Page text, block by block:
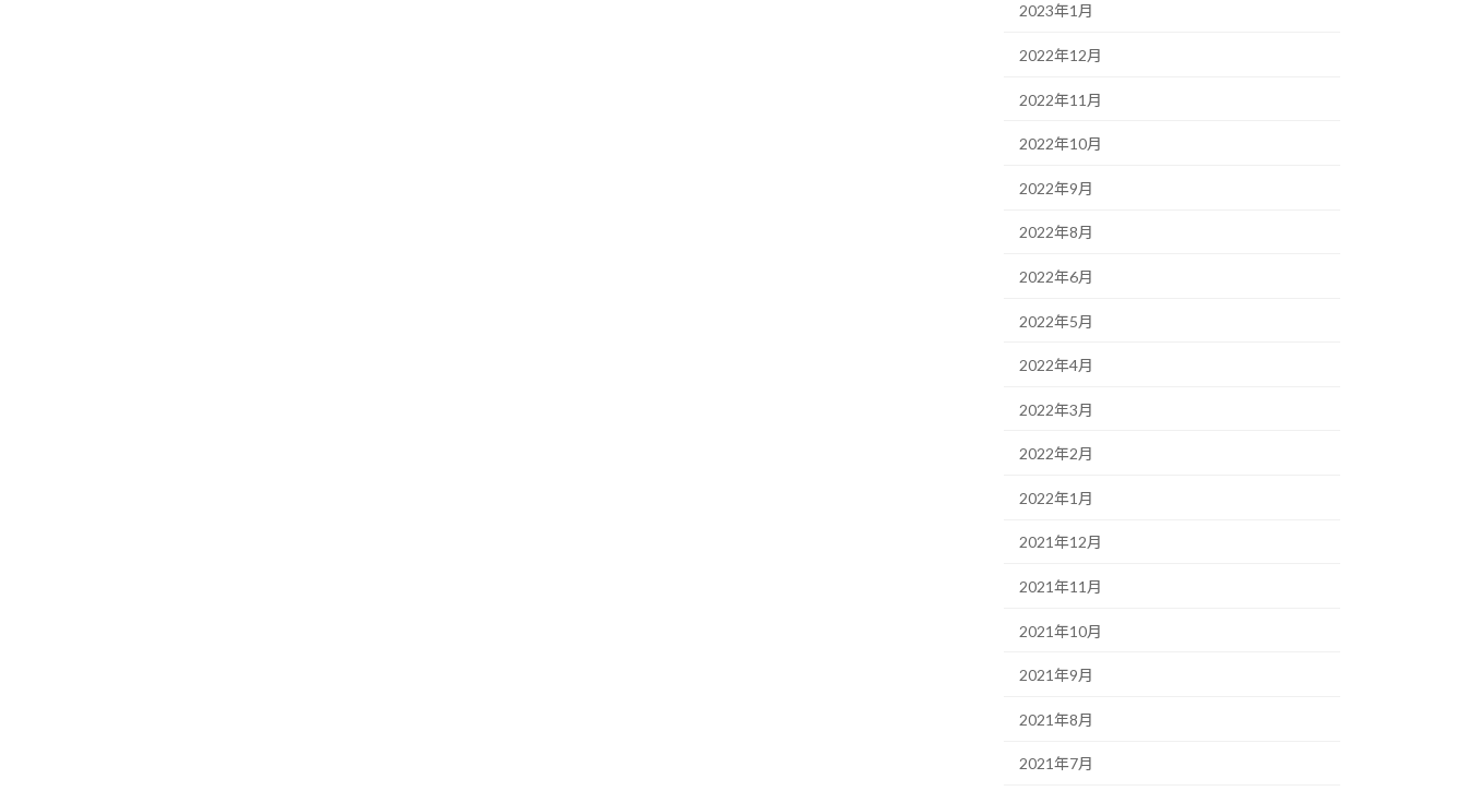
2023年1月
2022年12月
2022年11月
2022年10月
2022年9月
2022年8月
2022年6月
2022年5月
2022年4月
2022年3月
2022年2月
2022年1月
2021年12月
2021年11月
2021年10月
2021年9月
2021年8月
2021年7月